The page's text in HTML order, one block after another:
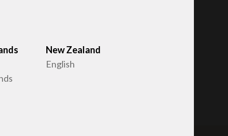
New Zealand
English